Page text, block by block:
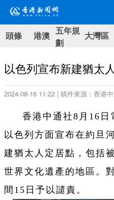
頭條 港澳 五年規
劃
大灣區
以色列宣布新建猶太
2024-08-16 11:22 | 稿件來源：香港
香港中通社8月16日
以色列方面宣布在約旦
建猶太人定居點，包括
世界文化遺產的地區。
間15日予以譴責。